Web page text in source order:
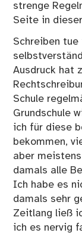
strenge
Seite in
Schreiben
Ausdruck hat
Schule
Grundschule
ich für diese
bekommen,
aber
damals alle
Ich habe es
damals sehr
Zeitlang ließ
ich es nervig